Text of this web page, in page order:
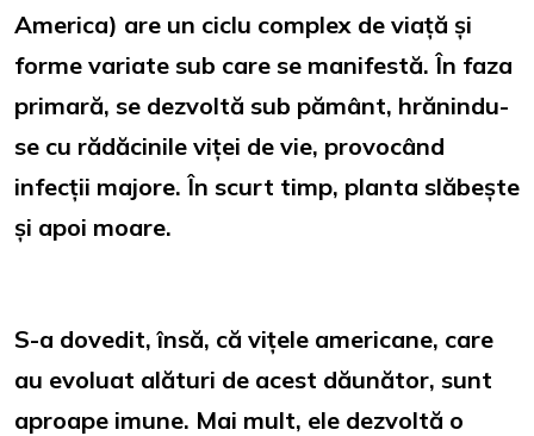
America) are un ciclu complex de viață și
forme variate sub care se manifestă. În faza
primară, se dezvoltă sub pământ, hrănindu-
se cu rădăcinile viței de vie, provocând
infecții majore. În scurt timp, planta slăbește
și apoi moare.
S-a dovedit, însă, că vițele americane, care
au evoluat alături de acest dăunător, sunt
aproape imune. Mai mult, ele dezvoltă o